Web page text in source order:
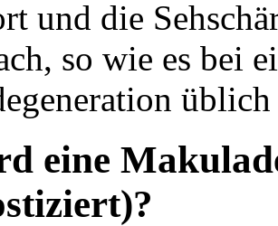
und die
so wie es bei
eine